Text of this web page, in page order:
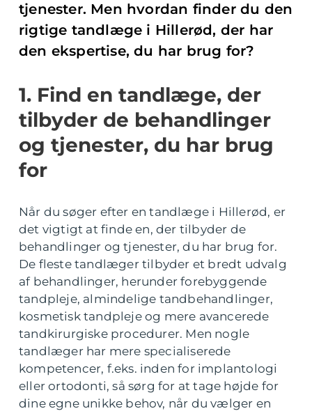
tjenester. Men hvordan finder du den
rigtige tandlæge i Hillerød, der har
den ekspertise, du har brug for?
1. Find en tandlæge, der
tilbyder de behandlinger
og tjenester, du har brug
for
Når du søger efter en tandlæge i Hillerød, er
det vigtigt at finde en, der tilbyder de
behandlinger og tjenester, du har brug for.
De fleste tandlæger tilbyder et bredt udvalg
af behandlinger, herunder forebyggende
tandpleje, almindelige tandbehandlinger,
kosmetisk tandpleje og mere avancerede
tandkirurgiske procedurer. Men nogle
tandlæger har mere specialiserede
kompetencer, f.eks. inden for implantologi
eller ortodonti, så sørg for at tage højde for
dine egne unikke behov, når du vælger en